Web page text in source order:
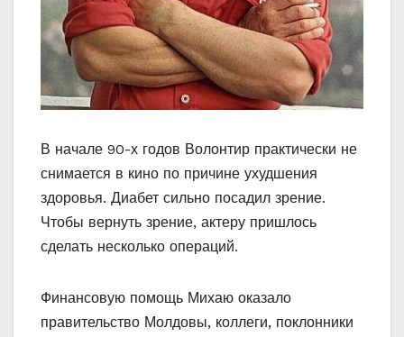
В начале 90-х годов Волонтир практически не
снимается в кино по причине ухудшения
здоровья. Диабет сильно посадил зрение.
Чтобы вернуть зрение, актеру пришлось
сделать несколько операций.
Финансовую помощь Михаю оказало
правительство Молдовы, коллеги, поклонники